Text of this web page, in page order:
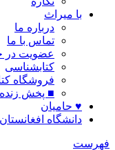
با میراث
درباره ما
تماس با ما
عضویت در
کتابشناسی
فروشگاه
■ پخش زنده
♥ حامیان
دانشگاه افغانستان
فهرست